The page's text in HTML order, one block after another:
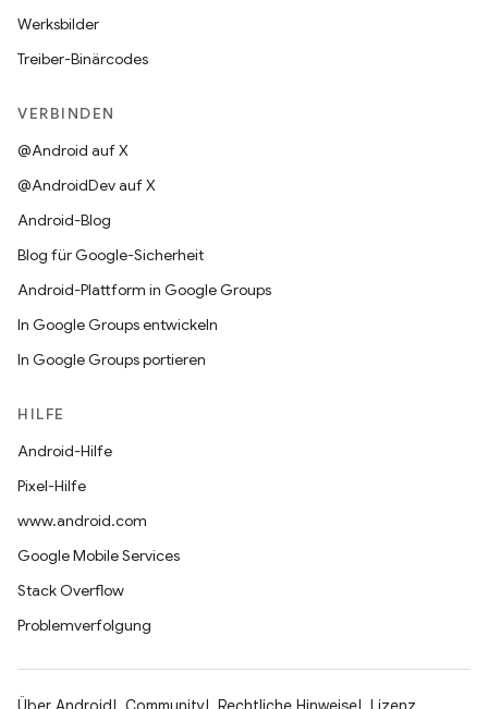
Werksbilder
Treiber-Binärcodes
VERBINDEN
@Android auf X
@AndroidDev auf X
Android-Blog
Blog für Google-Sicherheit
Android-Plattform in Google Groups
In Google Groups entwickeln
In Google Groups portieren
HILFE
Android-Hilfe
Pixel-Hilfe
www.android.com
Google Mobile Services
Stack Overflow
Problemverfolgung